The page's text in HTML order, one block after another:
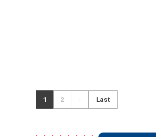
1 2 Last